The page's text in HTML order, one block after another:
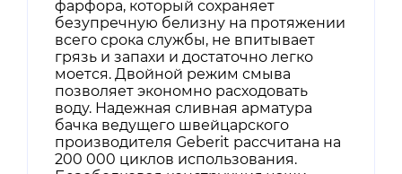
фарфора, который сохраняет
безупречную белизну на протяжении
всего срока службы, не впитывает
грязь и запахи и достаточно легко
моется. Двойной режим смыва
позволяет экономно расходовать
воду. Надежная сливная арматура
бачка ведущего швейцарского
производителя Geberit рассчитана на
200 000 циклов использования.